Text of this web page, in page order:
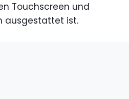
Touchscreen und
ausgestattet ist.